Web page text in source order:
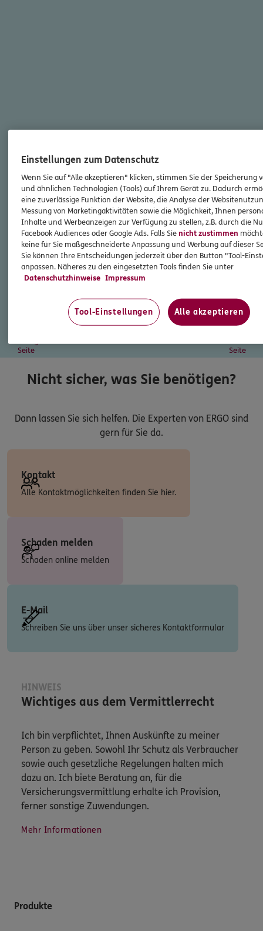
Seite
Seite
Nicht sicher, was Sie benötigen?
Dann lassen Sie sich helfen. Die Experten von ERGO sind
gern für Sie da.
Kontakt
Alle Kontaktmöglichkeiten finden Sie hier.
Schaden melden
Schaden online melden
E-Mail
Schreiben Sie uns über unser sicheres Kontaktformular
HINWEIS
Wichtiges aus dem Vermittlerrecht
Ich bin verpflichtet, Ihnen Auskünfte zu meiner
Person zu geben. Sowohl Ihr Schutz als Verbraucher
sowie auch gesetzliche Regelungen halten mich
dazu an. Ich biete Beratung an, für die
Versicherungsvermittlung erhalte ich Provision,
ferner sonstige Zuwendungen.
Mehr Informationen
Produkte
Einstellungen zum Datenschutz
Wenn Sie auf "Alle akzeptieren" klicken, stimmen Sie der Speicherung
und ähnlichen Technologien (Tools) auf Ihrem Gerät zu. Dadurch
eine zuverlässige Funktion der Website, die Analyse der
Messung von Marketingaktivitäten sowie die Möglichkeit, Ihnen
Inhalte und Werbeanzeigen zur Verfügung zu stellen, z.B. durch die
Facebook Audiences oder Google Ads. Falls Sienicht zustimmen
keine für Sie maßgeschneiderte Anpassung und Werbung auf dieser
Sie können Ihre Entscheidungen jederzeit über den Button "Tool-
anpassen. Näheres zu den eingesetzten Tools finden Sie unter
Datenschutzhinweise Impressum
Tool-Einstellungen Alle akzeptieren